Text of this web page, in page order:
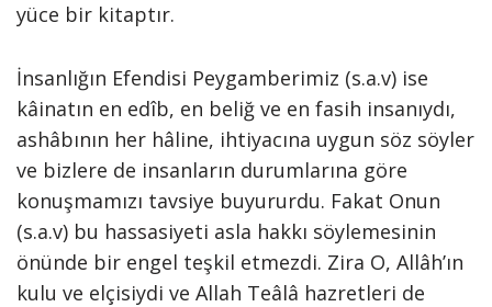
yüce bir kitaptır.
İnsanlığın Efendisi Peygamberimiz (s.a.v) ise
kâinatın en edîb, en beliğ ve en fasih insanıydı,
ashâbının her hâline, ihtiyacına uygun söz söyler
ve bizlere de insanların durumlarına göre
konuşmamızı tavsiye buyururdu. Fakat Onun
(s.a.v) bu hassasiyeti asla hakkı söylemesinin
önünde bir engel teşkil etmezdi. Zira O, Allâh’ın
kulu ve elçisiydi ve Allah Teâlâ hazretleri de